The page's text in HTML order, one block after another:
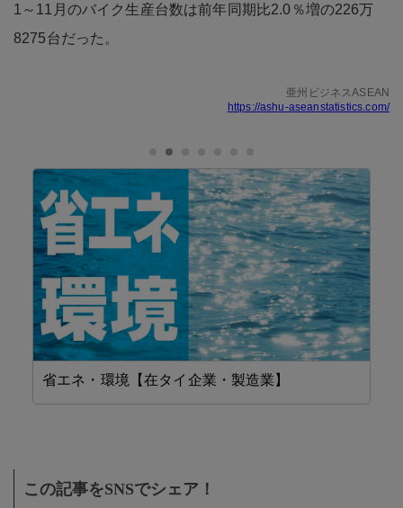
1～11月のバイク生産台数は前年同期比2.0％増の226万
8275台だった。
亜州ビジネスASEAN
https://ashu-aseanstatistics.com/
省エネ・環境【在タイ企業・製造業】
この記事をSNSでシェア！